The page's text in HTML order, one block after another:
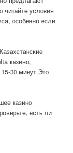
читайте условия
особенно если
казино,
30 минут.Это
казино
есть ли